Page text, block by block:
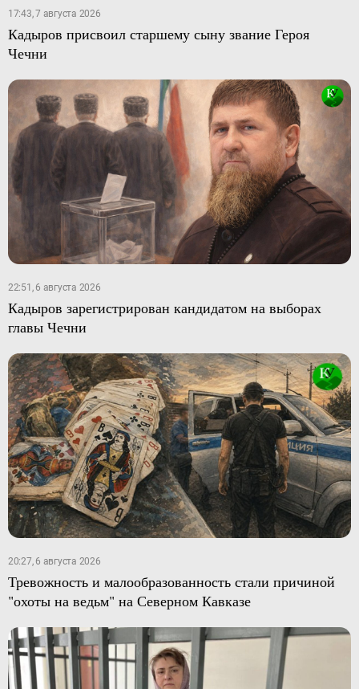
17:43, 7 августа 2026
Кадыров присвоил старшему сыну звание Героя
Чечни
22:51, 6 августа 2026
Кадыров зарегистрирован кандидатом на выборах
главы Чечни
20:27, 6 августа 2026
Тревожность и малообразованность стали причиной
"охоты на ведьм" на Северном Кавказе